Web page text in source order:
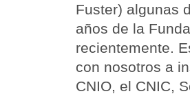
Fuster) algunas
años de la
recientemente.
con nosotros a
CNIO, el CNIC,